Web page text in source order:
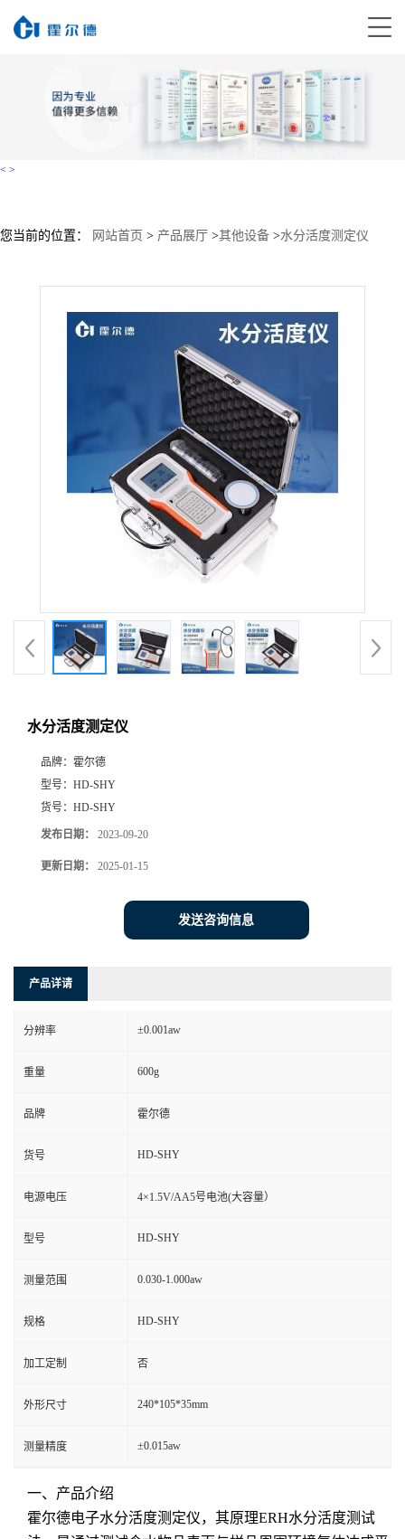
< >
您当前的位置： 网站首页 > 产品展厅 >其他设备 >水分活度测定仪
水分活度测定仪
品牌： 霍尔德
型号： HD-SHY
货号： HD-SHY
发布日期： 2023-09-20
更新日期： 2025-01-15
发送咨询信息
产品详请
分辨率 ±0.001aw
重量 600g
品牌 霍尔德
货号 HD-SHY
电源电压 4×1.5V/AA5号电池(大容量）
型号 HD-SHY
测量范围 0.030-1.000aw
规格 HD-SHY
加工定制 否
外形尺寸 240*105*35mm
测量精度 ±0.015aw
一、产品介绍
霍尔德电子水分活度测定仪，其原理ERH水分活度测试